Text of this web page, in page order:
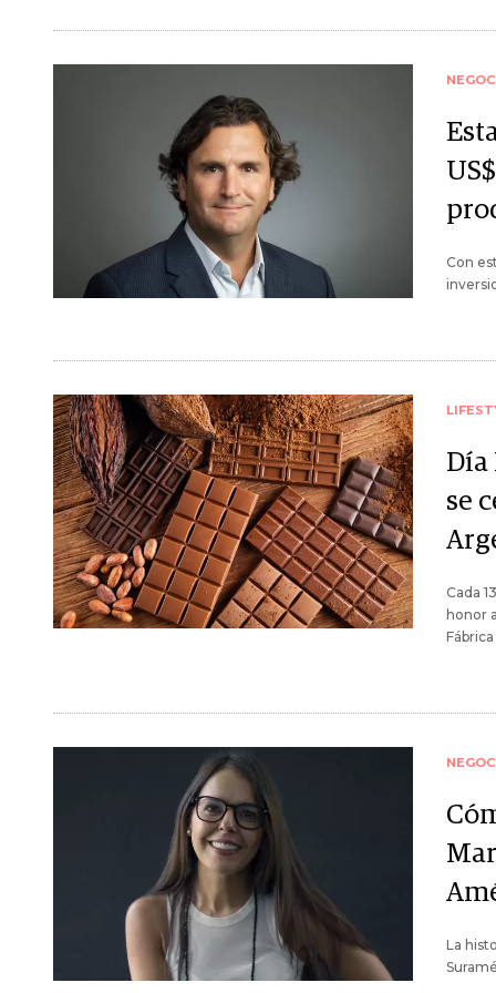
Con
Día
se
Cada
honor
La